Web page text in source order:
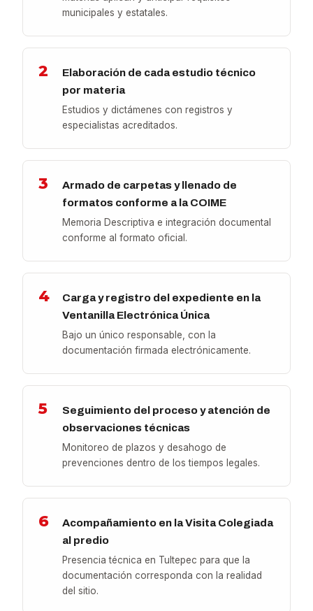
municipales y estatales.
2
Elaboración de cada estudio técnico
por materia
Estudios y dictámenes con registros y
especialistas acreditados.
3
Armado de carpetas y llenado de
formatos conforme a la COIME
Memoria Descriptiva e integración documental
conforme al formato oficial.
4
Carga y registro del expediente en la
Ventanilla Electrónica Única
Bajo un único responsable, con la
documentación firmada electrónicamente.
5
Seguimiento del proceso y atención de
observaciones técnicas
Monitoreo de plazos y desahogo de
prevenciones dentro de los tiempos legales.
6
Acompañamiento en la Visita Colegiada
al predio
Presencia técnica en Tultepec para que la
documentación corresponda con la realidad
del sitio.